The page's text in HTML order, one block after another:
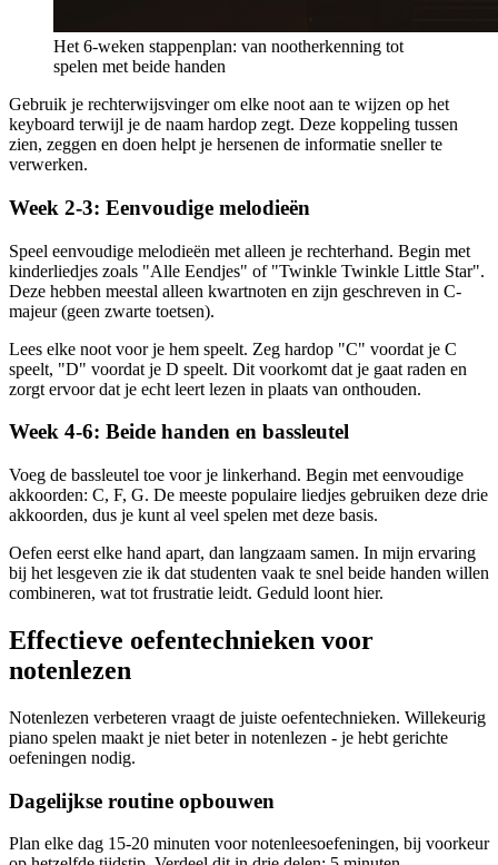
Het 6-weken stappenplan: van nootherkenning tot
spelen met beide handen
Gebruik je rechterwijsvinger om elke noot aan te wijzen op het
keyboard terwijl je de naam hardop zegt. Deze koppeling tussen
zien, zeggen en doen helpt je hersenen de informatie sneller te
verwerken.
Week 2-3: Eenvoudige melodieën
Speel eenvoudige melodieën met alleen je rechterhand. Begin met
kinderliedjes zoals "Alle Eendjes" of "Twinkle Twinkle Little Star".
Deze hebben meestal alleen kwartnoten en zijn geschreven in C-
majeur (geen zwarte toetsen).
Lees elke noot voor je hem speelt. Zeg hardop "C" voordat je C
speelt, "D" voordat je D speelt. Dit voorkomt dat je gaat raden en
zorgt ervoor dat je echt leert lezen in plaats van onthouden.
Week 4-6: Beide handen en bassleutel
Voeg de bassleutel toe voor je linkerhand. Begin met eenvoudige
akkoorden: C, F, G. De meeste populaire liedjes gebruiken deze drie
akkoorden, dus je kunt al veel spelen met deze basis.
Oefen eerst elke hand apart, dan langzaam samen. In mijn ervaring
bij het lesgeven zie ik dat studenten vaak te snel beide handen willen
combineren, wat tot frustratie leidt. Geduld loont hier.
Effectieve oefentechnieken voor
notenlezen
Notenlezen verbeteren vraagt de juiste oefentechnieken. Willekeurig
piano spelen maakt je niet beter in notenlezen - je hebt gerichte
oefeningen nodig.
Dagelijkse routine opbouwen
Plan elke dag 15-20 minuten voor notenleesoefeningen, bij voorkeur